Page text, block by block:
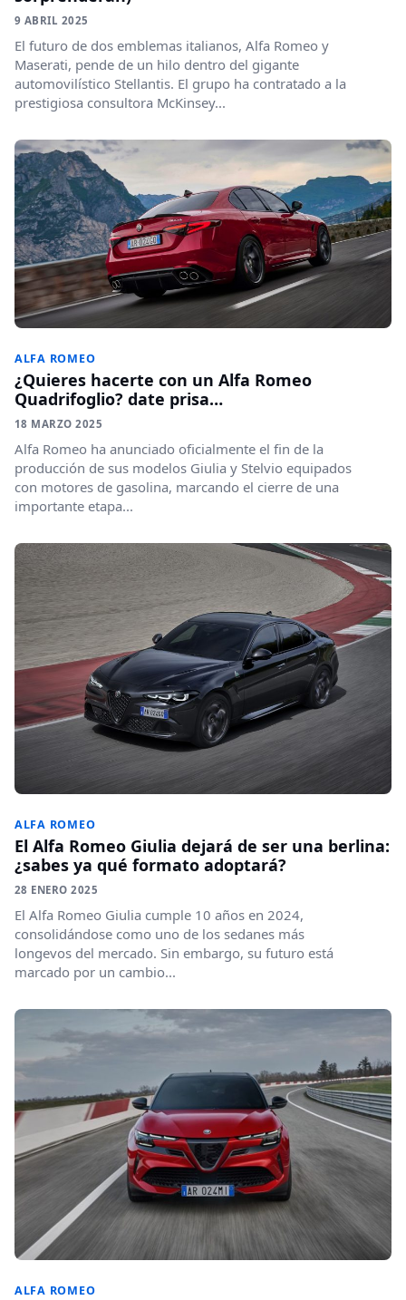
9 ABRIL 2025
El futuro de dos emblemas italianos, Alfa Romeo y
Maserati, pende de un hilo dentro del gigante
automovilístico Stellantis. El grupo ha contratado a la
prestigiosa consultora McKinsey...
ALFA ROMEO
¿Quieres hacerte con un Alfa Romeo
Quadrifoglio? date prisa…
18 MARZO 2025
Alfa Romeo ha anunciado oficialmente el fin de la
producción de sus modelos Giulia y Stelvio equipados
con motores de gasolina, marcando el cierre de una
importante etapa...
ALFA ROMEO
El Alfa Romeo Giulia dejará de ser una berlina:
¿sabes ya qué formato adoptará?
28 ENERO 2025
El Alfa Romeo Giulia cumple 10 años en 2024,
consolidándose como uno de los sedanes más
longevos del mercado. Sin embargo, su futuro está
marcado por un cambio...
ALFA ROMEO